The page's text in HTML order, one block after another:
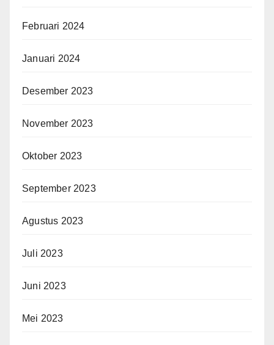
Februari 2024
Januari 2024
Desember 2023
November 2023
Oktober 2023
September 2023
Agustus 2023
Juli 2023
Juni 2023
Mei 2023